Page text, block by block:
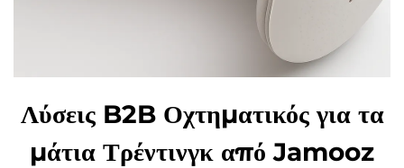
Λύσεις B2B Οχτηματικός για τα
μάτια Τρέντινγκ από Jamooz